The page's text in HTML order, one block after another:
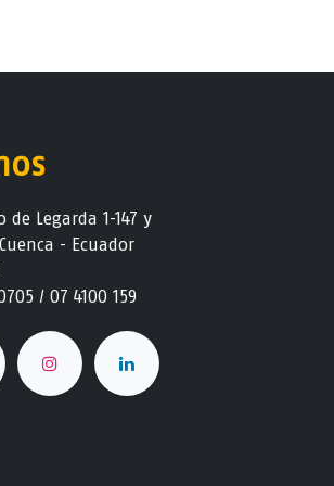
de Legarda 1-147 y
- Ecuador
/ 07 4100 159